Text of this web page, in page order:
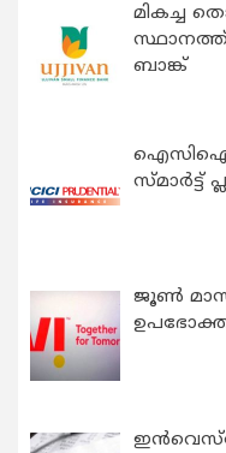
മികച്ച
ബാങ്ക്
സ്മാർട്ട്
ജൂൺ